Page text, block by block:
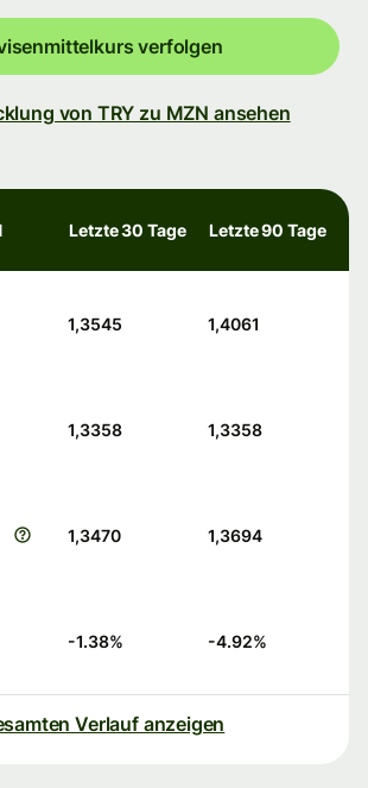
verfolgen
von TRY zu MZN ansehen
Letzte 30 Tage Letzte 90 Tage
1,3545 1,4061
1,3358 1,3358
1,3470 1,3694
-1.38% -4.92%
Verlauf anzeigen